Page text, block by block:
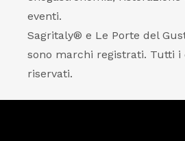
eventi.
Sagritaly® e Le Porte del
sono marchi registrati. Tutti i
riservati.